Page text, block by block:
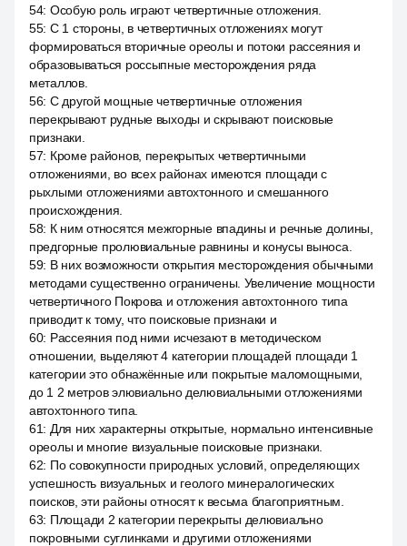
54: Особую роль играют четвертичные отложения.
55: С 1 стороны, в четвертичных отложениях могут
формироваться вторичные ореолы и потоки рассеяния и
образовываться россыпные месторождения ряда
металлов.
56: С другой мощные четвертичные отложения
перекрывают рудные выходы и скрывают поисковые
признаки.
57: Кроме районов, перекрытых четвертичными
отложениями, во всех районах имеются площади с
рыхлыми отложениями автохтонного и смешанного
происхождения.
58: К ним относятся межгорные впадины и речные долины,
предгорные пролювиальные равнины и конусы выноса.
59: В них возможности открытия месторождения обычными
методами существенно ограничены. Увеличение мощности
четвертичного Покрова и отложения автохтонного типа
приводит к тому, что поисковые признаки и
60: Рассеяния под ними исчезают в методическом
отношении, выделяют 4 категории площадей площади 1
категории это обнажённые или покрытые маломощными,
до 1 2 метров элювиально делювиальными отложениями
автохтонного типа.
61: Для них характерны открытые, нормально интенсивные
ореолы и многие визуальные поисковые признаки.
62: По совокупности природных условий, определяющих
успешность визуальных и геолого минералогических
поисков, эти районы относят к весьма благоприятным.
63: Площади 2 категории перекрыты делювиально
покровными суглинками и другими отложениями